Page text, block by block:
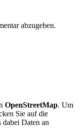
abzugeben.
OpenStreetMap. Um
Sie auf die
dabei Daten an